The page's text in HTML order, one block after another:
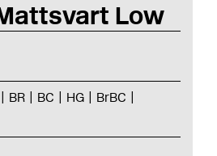
Low
BR BC HG
BrBC